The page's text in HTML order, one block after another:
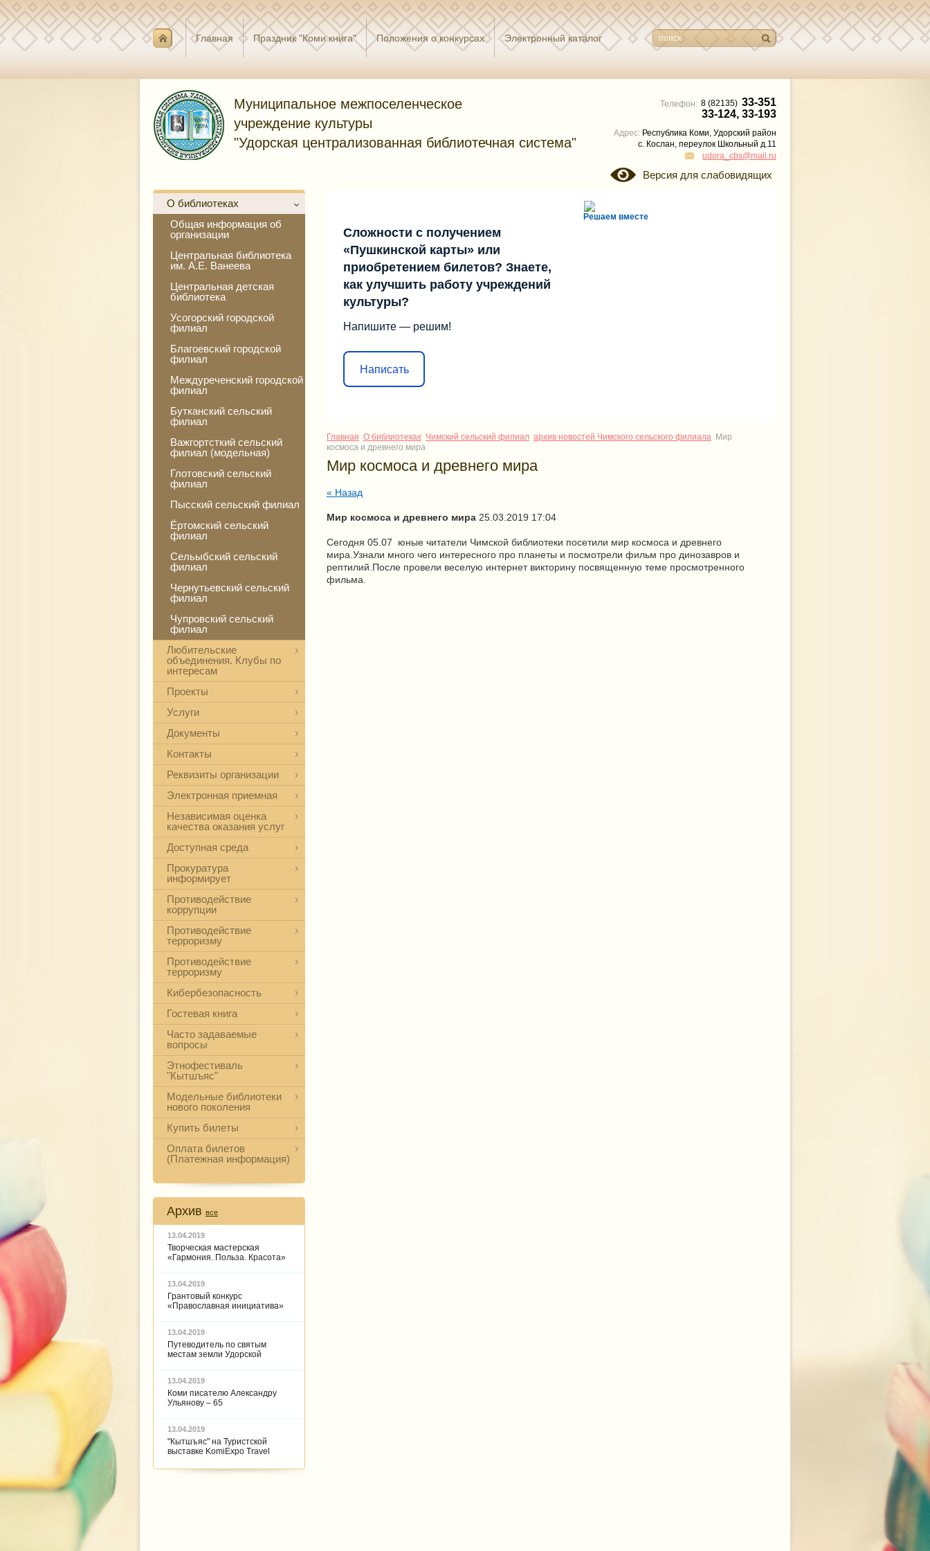
Главная Праздник "Коми книга" Положения о конкурсах Электронный каталог
Муниципальное межпоселенческое
учреждение культуры
"Удорская централизованная библиотечная система"
Телефон: 8 (82135) 33-351
33-124, 33-193
Адрес: Республика Коми, Удорский район
с. Кослан, переулок Школьный д.11
udora_cbs@mail.ru
Версия для слабовидящих
О библиотеках
Общая информация об
организации
Центральная библиотека
им. А.Е. Ванеева
Центральная детская
библиотека
Усогорский городской
филиал
Благоевский городской
филиал
Междуреченский городской
филиал
Бутканский сельский
филиал
Важгортсткий сельский
филиал (модельная)
Глотовский сельский
филиал
Пысский сельский филиал
Ёртомский сельский
филиал
Сельыбский сельский
филиал
Чернутьевский сельский
филиал
Чупровский сельский
филиал
Любительские
объединения. Клубы по
интересам
Проекты
Услуги
Документы
Контакты
Реквизиты организации
Электронная приемная
Независимая оценка
качества оказания услуг
Доступная среда
Прокуратура
информирует
Противодействие
коррупции
Противодействие
терроризму
Противодействие
терроризму
Кибербезопасность
Гостевая книга
Часто задаваемые
вопросы
Этнофестиваль
"Кытшъяс"
Модельные библиотеки
нового поколения
Купить билеты
Оплата билетов
(Платежная информация)
Архив все
13.04.2019
Творческая мастерская
«Гармония. Польза. Красота»
13.04.2019
Грантовый конкурс
«Православная инициатива»
13.04.2019
Путеводитель по святым
местам земли Удорской
13.04.2019
Коми писателю Александру
Ульянову – 65
13.04.2019
"Кытшъяс" на Туристской
выставке KomiExpo Travel
Решаем вместе
Сложности с получением
«Пушкинской карты» или
приобретением билетов? Знаете,
как улучшить работу учреждений
культуры?
Напишите — решим!
Написать
Главная О библиотеках Чимский сельский филиал архив новостей Чимского сельского филиала Мир
космоса и древнего мира
Мир космоса и древнего мира
« Назад
Мир космоса и древнего мира 25.03.2019 17:04
Сегодня 05.07 юные читатели Чимской библиотеки посетили мир космоса и древнего
мира.Узнали много чего интересного про планеты и посмотрели фильм про динозавров и
рептилий.После провели веселую интернет викторину посвященную теме просмотренного
фильма.